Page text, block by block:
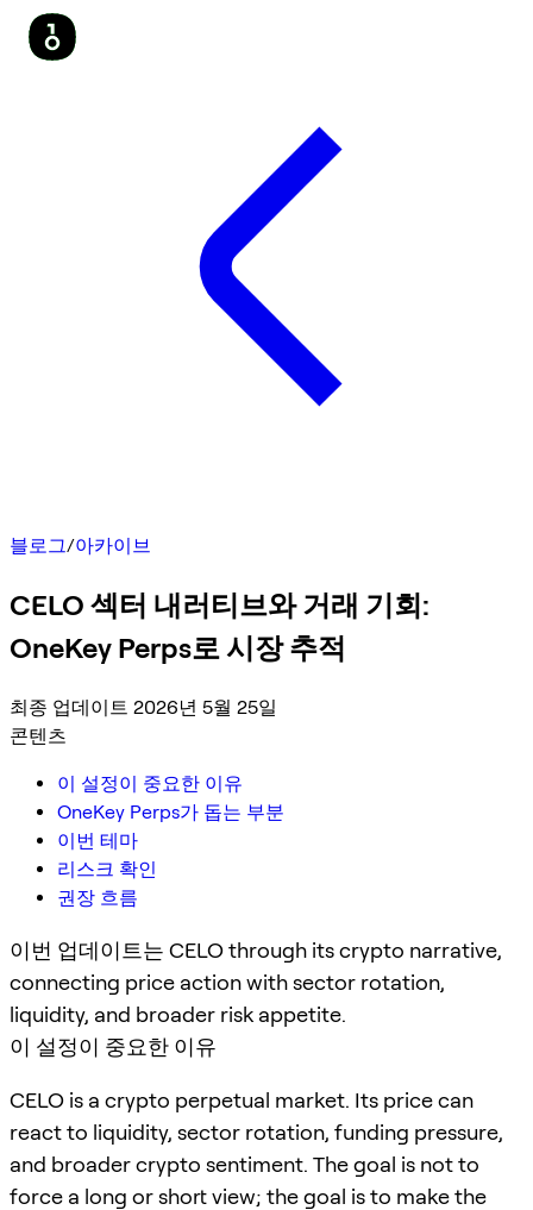
블로그/아카이브
CELO 섹터 내러티브와 거래 기회:
OneKey Perps로 시장 추적
최종 업데이트 2026년 5월 25일
콘텐츠
이 설정이 중요한 이유
OneKey Perps가 돕는 부분
이번 테마
리스크 확인
권장 흐름
이번 업데이트는 CELO through its crypto narrative,
connecting price action with sector rotation,
liquidity, and broader risk appetite.
이 설정이 중요한 이유
CELO is a crypto perpetual market. Its price can
react to liquidity, sector rotation, funding pressure,
and broader crypto sentiment. The goal is not to
force a long or short view; the goal is to make the